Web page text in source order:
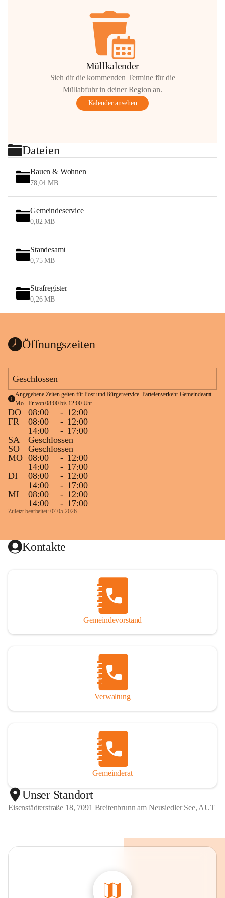
Müllkalender
Sieh dir die kommenden Termine für die
Müllabfuhr in deiner Region an.
Kalender ansehen
Dateien
Bauen & Wohnen
78,04 MB
Gemeindeservice
0,82 MB
Standesamt
0,75 MB
Strafregister
0,26 MB
Öffnungszeiten
Geschlossen
Angegebene Zeiten gelten für Post und Bürgerservice. Parteienverkehr Gemeindeamt
Mo - Fr von 08:00 bis 12:00 Uhr.
DO 08:00 - 12:00
FR
08:00 - 12:00
14:00
- 17:00
SA
Geschlossen
SO
Geschlossen
MO 08:00 - 12:00
14:00
- 17:00
DI
08:00 - 12:00
14:00
- 17:00
MI
08:00 - 12:00
14:00
- 17:00
Zuletzt bearbeitet: 07.05.2026
Kontakte
Gemeindevorstand
Verwaltung
Gemeinderat
Unser Standort
Eisenstädterstraße 18, 7091 Breitenbrunn am Neusiedler See, AUT